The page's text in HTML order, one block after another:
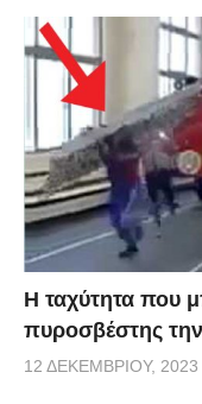
Η ταχύτητα που
πυροσβέστης
12 ΔΕΚΕΜΒΡΊΟΥ, 2023